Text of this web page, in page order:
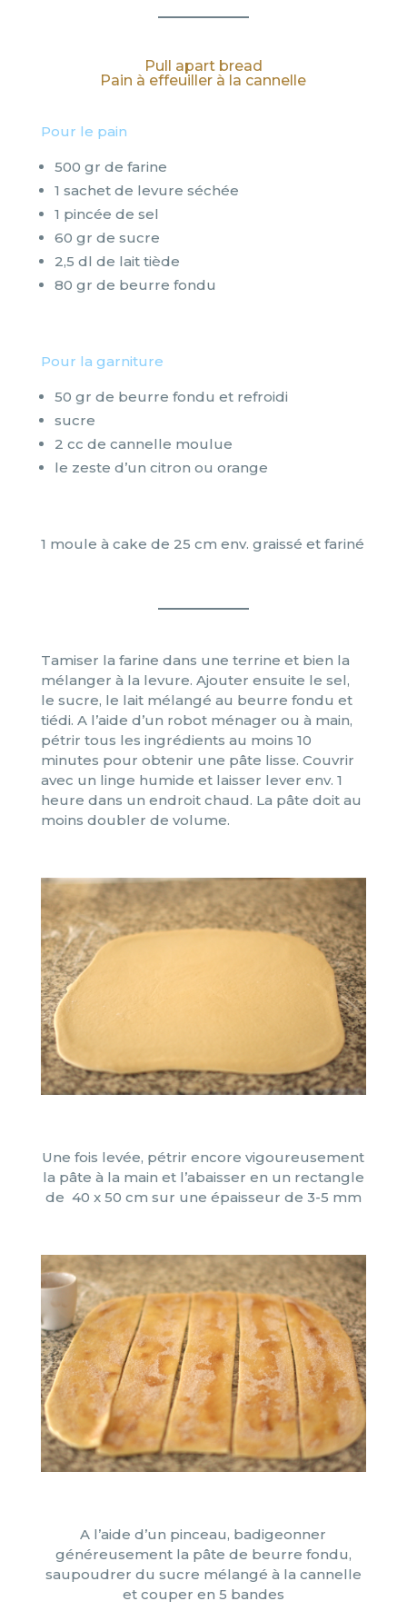
Pull apart bread
Pain à effeuiller à la cannelle
Pour le pain
500 gr de farine
1 sachet de levure séchée
1 pincée de sel
60 gr de sucre
2,5 dl de lait tiède
80 gr de beurre fondu
Pour la garniture
50 gr de beurre fondu et refroidi
sucre
2 cc de cannelle moulue
le zeste d’un citron ou orange
1 moule à cake de 25 cm env. graissé et fariné
Tamiser la farine dans une terrine et bien la
mélanger à la levure. Ajouter ensuite le sel,
le sucre, le lait mélangé au beurre fondu et
tiédi. A l’aide d’un robot ménager ou à main,
pétrir tous les ingrédients au moins 10
minutes pour obtenir une pâte lisse. Couvrir
avec un linge humide et laisser lever env. 1
heure dans un endroit chaud. La pâte doit au
moins doubler de volume.
Une fois levée, pétrir encore vigoureusement
la pâte à la main et l’abaisser en un rectangle
de 40 x 50 cm sur une épaisseur de 3-5 mm
A l’aide d’un pinceau, badigeonner
généreusement la pâte de beurre fondu,
saupoudrer du sucre mélangé à la cannelle
et couper en 5 bandes